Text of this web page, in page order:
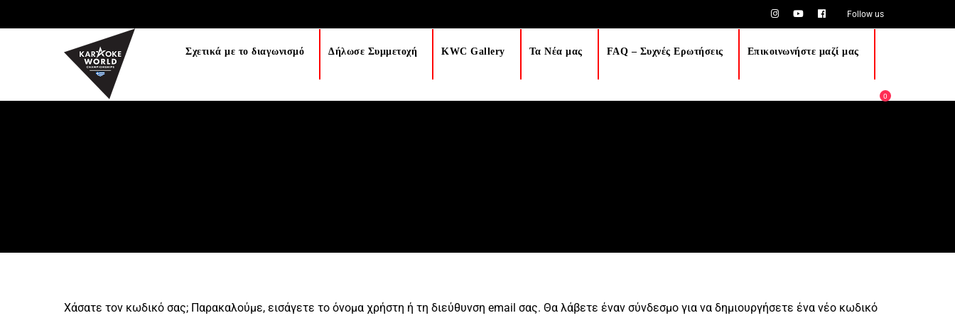
Follow us
Σχετικά με το διαγωνισμό Δήλωσε Συμμετοχή KWC Gallery Τα Νέα μας FAQ – Συχνές Ερωτήσεις Επικοινωνήστε μαζί μας
0
Χάσατε τον κωδικό σας; Παρακαλούμε, εισάγετε το όνομα χρήστη ή τη διεύθυνση email σας. Θα λάβετε έναν σύνδεσμο για να δημιουργήσετε ένα νέο κωδικό